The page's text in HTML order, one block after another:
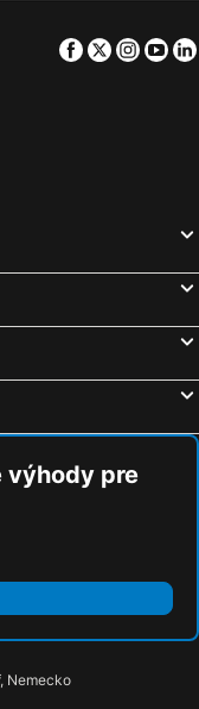
Facebook
Twitter
výhody pre
Nemecko